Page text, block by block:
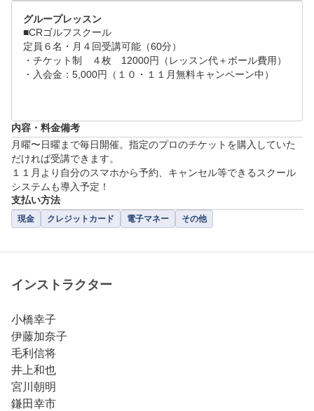
グループレッスン
■CRゴルフスクール
定員６名・月４回受講可能（60分）
・チケット制　４枚　12000円（レッスン代＋ボール費用）
・入会金：5,000円（１０・１１月無料キャンペーン中）
内容・料金備考
月曜〜日曜まで毎日開催。指定のプロのチケットを購入していた
だければ受講できます。
１１月より自分のスマホから予約、キャンセル等できるスクール
システムも導入予定！
支払い方法
現金 クレジットカード 電子マネー その他
インストラクター
小橋幸子
伊藤加奈子
毛利信将
井上和也
宮川朝明
鎌田幸市